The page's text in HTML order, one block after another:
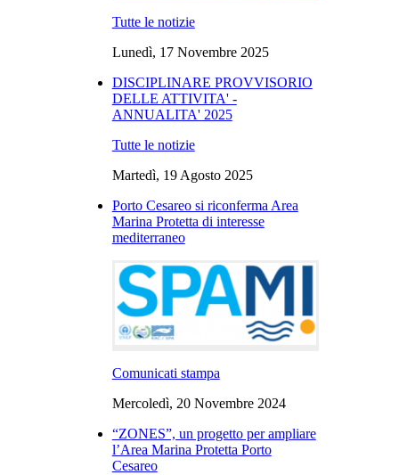
Tutte le notizie
Lunedì, 17 Novembre 2025
DISCIPLINARE PROVVISORIO
DELLE ATTIVITA' -
ANNUALITA' 2025
Tutte le notizie
Martedì, 19 Agosto 2025
Porto Cesareo si riconferma Area
Marina Protetta di interesse
mediterraneo
Comunicati stampa
Mercoledì, 20 Novembre 2024
“ZONES”, un progetto per ampliare
l’Area Marina Protetta Porto
Cesareo